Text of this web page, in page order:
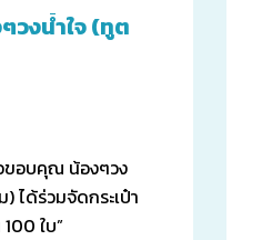
งน้ำใจ (ทูต
ขอบคุณ น้องๆวง
ได้ร่วมจัดกระเป๋า
ใบ”